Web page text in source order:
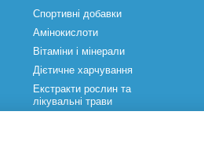
Спортивні добавки
Амінокислоти
Вітаміни і мінерали
Дієтичне харчування
Екстракти рослин та
лікувальні трави